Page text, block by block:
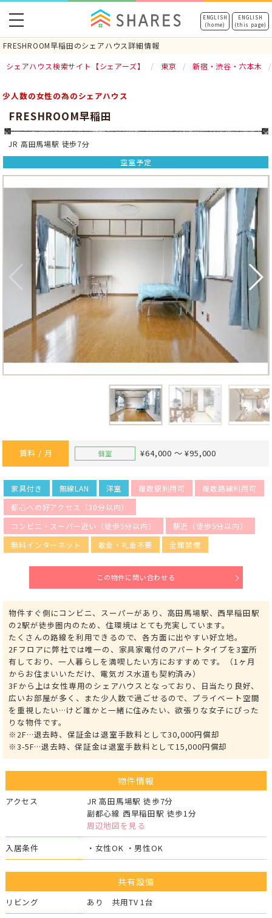
ENGLISH
(home)
ENGLISH
(this page)
FRESHROOM早稲田のシェアハウス詳細情報
toggle
navigation
シェアハウス検索サイト【シェアーズ】 東京 新宿・渋谷・六本木
少人数の女性の為のシェアハウス
FRESHROOM早稲田
JR 高田馬場駅 徒歩7分
空室予定
賃料 / 月 個室 ¥64,000 ～ ¥95,000
家具付き 無線LAN 洋室 複数駅利用可
複数路線利用可
都心への好アクセス（30分以内）
コンビニ・スーパー近い（徒歩5分以内）
駅近（徒歩5分以内）
無料インターネット
敷金・礼金不要 全館禁煙
この物件に問い合わせる
物件すぐ側にコンビニ、スーパーがあり、高田馬場駅、西早稲田駅
の2駅が徒歩圏内のため、住環境はとても充実しています。
たくさんの路線を利用できるので、各方面に出やすい好立地。
2Fフロアに弊社では唯一の、家具家電付のアパートタイプを3室所
有しており、一人暮らしを満喫したい方におすすめです。（1ヶ月
からお住まいいただけ、電気ガス水道も契約済み）
3Fから上は女性専用のシェアハウスとなっており、日当たり良好、
広いお部屋が多く、また少人数で過ごせるので、プライベート空間
を重視したい…けど誰かと一緒に住みたい、欲張りな女子にぴった
りな物件です。
※2F…退去時、保証金は退室手数料として30,000円償却
※3-5F…退去時、保証金は退室手数料として15,000円償却
物件情報
アクセス
JR 高田馬場駅 徒歩7分
副都心線 西早稲田駅 徒歩1分
周辺地図を見る
入居条件
・女性OK ・男性OK
共有設備
リビング
あり 共用TV 1台